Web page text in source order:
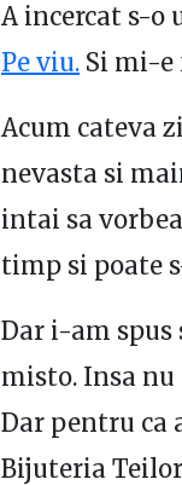
A incercat s-o
Pe viu. Si mi-e
Acum cateva
nevasta si
intai sa
timp si poate
Dar i-am spus
misto. Insa
Dar pentru ca
Bijuteria